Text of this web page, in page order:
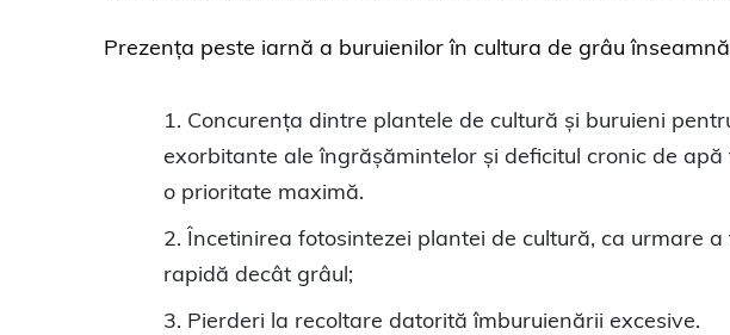
Prezența peste iarnă a buruienilor în cultura de grâu
Concurența dintre plantele de cultură și buruieni
exorbitante ale îngrășămintelor și deficitul cronic de
o prioritate maximă.
Încetinirea fotosintezei plantei de cultură, ca urmare
rapidă decât grâul;
Pierderi la recoltare datorită îmburuienării excesive.